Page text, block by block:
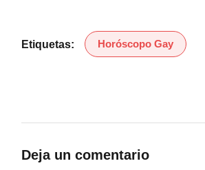
Etiquetas: Horóscopo Gay
Deja un comentario